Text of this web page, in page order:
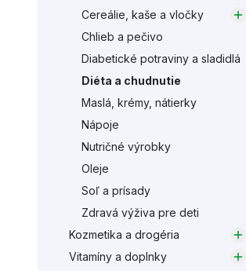
Cereálie, kaše a vločky
Chlieb a pečivo
Diabetické potraviny a sladidlá
Diéta a chudnutie
Maslá, krémy, nátierky
Nápoje
Nutričné výrobky
Oleje
Soľ a prísady
Zdravá výživa pre deti
Kozmetika a drogéria
Vitamíny a doplnky